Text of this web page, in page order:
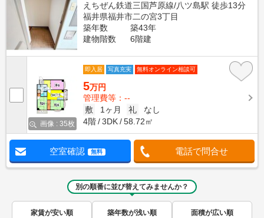
えちぜん鉄道三国芦原線/八ツ島駅 徒歩13分
福井県福井市二の宮3丁目
築年数
築43年
建物階数
6階建
画像 : 35枚
即入居 写真充実 無料オンライン相談可
5万円
管理費等：--
敷
1ヶ月 礼
なし
4階
3DK 58.72㎡
空室確認 無料 電話で問合せ
別の順番に並び替えてみませんか？
家賃が安い順 築年数が浅い順 面積が広い順